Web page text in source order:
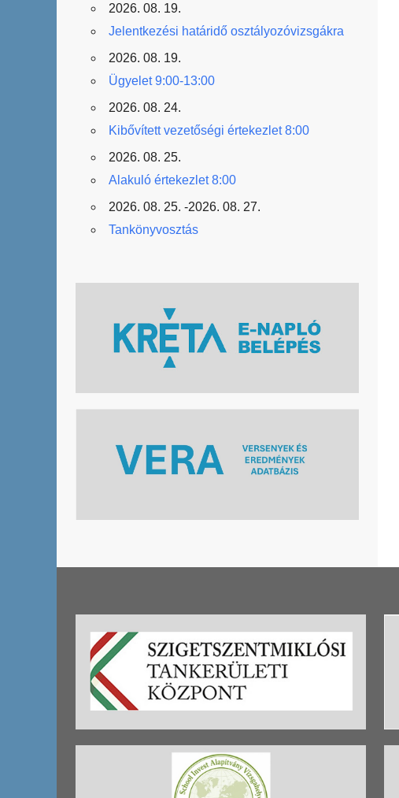
2026. 08. 19.
Jelentkezési határidő osztályozóvizsgákra
2026. 08. 19.
Ügyelet 9:00-13:00
2026. 08. 24.
Kibővített vezetőségi értekezlet 8:00
2026. 08. 25.
Alakuló értekezlet 8:00
2026. 08. 25. -2026. 08. 27.
Tankönyvosztás